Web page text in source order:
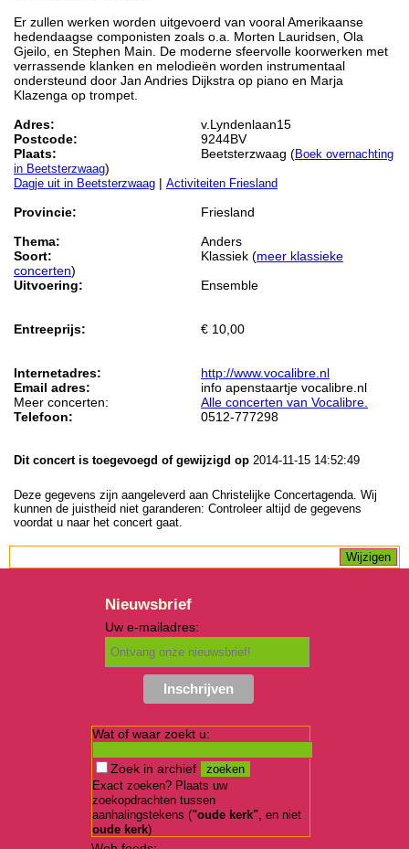
Er zullen werken worden uitgevoerd van vooral Amerikaanse
hedendaagse componisten zoals o.a. Morten Lauridsen, Ola
Gjeilo, en Stephen Main. De moderne sfeervolle koorwerken met
verrassende klanken en melodieën worden instrumentaal
ondersteund door Jan Andries Dijkstra op piano en Marja
Klazenga op trompet.
Adres:
v.Lyndenlaan15
Postcode:
9244BV
Plaats:
Beetsterzwaag (Boek overnachting
in Beetsterzwaag)
Dagje uit in Beetsterzwaag | Activiteiten Friesland
Provincie:
Friesland
Thema:
Anders
Soort:
Klassiek (meer klassieke
concerten)
Uitvoering:
Ensemble
Entreeprijs: € 10,00
Internetadres:
http://www.vocalibre.nl
Email adres:
info apenstaartje vocalibre.nl
Meer concerten:
Alle concerten van Vocalibre.
Telefoon:
0512-777298
Dit concert is toegevoegd of gewijzigd op 2014-11-15 14:52:49
Deze gegevens zijn aangeleverd aan Christelijke Concertagenda. Wij
kunnen de juistheid niet garanderen: Controleer altijd de gegevens
voordat u naar het concert gaat.
Nieuwsbrief
Uw e-mailadres:
Wat of waar zoekt u:
Zoek in archief
Exact zoeken? Plaats uw
zoekopdrachten tussen
aanhalingstekens ("oude kerk", en niet
oude kerk)